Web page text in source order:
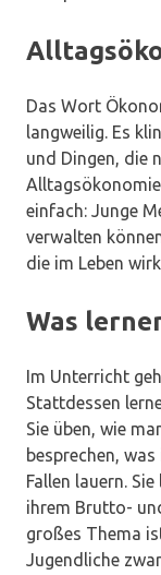
Das Wort
langweilig. Es
und Dingen, die
einfach: Junge
verwalten
die im Leben
Was
Im Unterricht
Stattdessen
Sie üben, wie
besprechen,
Fallen lauern.
ihrem Brutto-
großes Thema
Jugendliche